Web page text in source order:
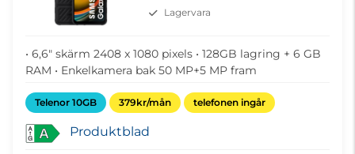
Lagervara
• 6,6" skärm 2408 x 1080 pixels • 128GB lagring + 6 GB
RAM • Enkelkamera bak 50 MP+5 MP fram
Telenor 10GB 379kr/mån telefonen ingår
A Produktblad